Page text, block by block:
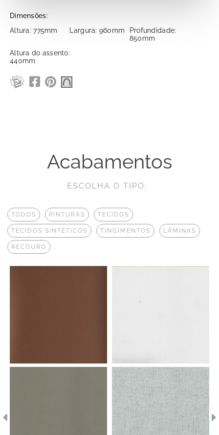
Dimensões:
Altura: 775mm
Largura: 960mm
Profundidade:
850mm
Altura do assento:
440mm
Acabamentos
ESCOLHA O TIPO:
TODOS PINTURAS TECIDOS
TECIDOS SINTÉTICOS TINGIMENTOS LÂMINAS
RECOURO